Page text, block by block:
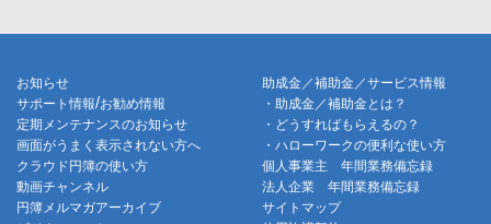
お知らせ
サポート情報/お勧め情報
定期メンテナンスのお知らせ
画面がうまく表示されない方へ
クラウド円簿の使い方
動画チャンネル
円簿メルマガアーカイブ
助成金／補助金／サービス情報
・助成金／補助金とは？
・どうすればもらえるの？
・ハローワークの便利な使い方
個人事業主 年間業務備忘録
法人企業 年間業務備忘録
サイトマップ